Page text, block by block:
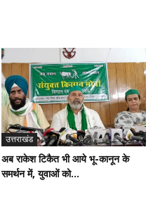
उत्तराखंड
अब राकेश टिकैत भी आये भू-कानून के
समर्थन में, युवाओं को...